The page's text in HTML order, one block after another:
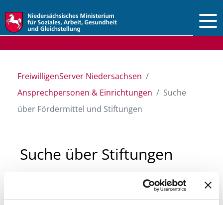
FreiwilligenServer Niedersachsen
Ansprechpersonen & Einrichtungen
Suche
über Fördermittel und Stiftungen
Suche über Stiftungen